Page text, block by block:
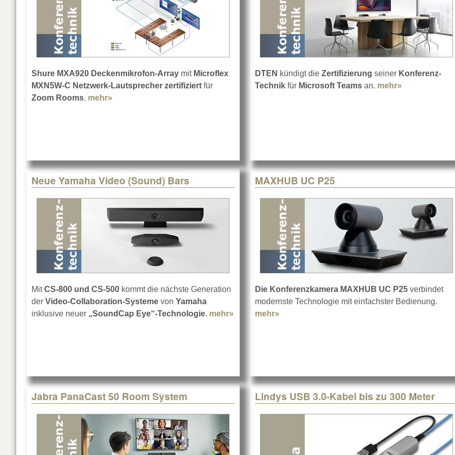
Shure MXA920 Deckenmikrofon-Array mit Microflex
MXN5W-C Netzwerk-Lautsprecher zertifiziert für
Zoom Rooms. mehr»
DTEN kündigt die Zertifizierung seiner Konferenz-
Technik für Microsoft Teams an. mehr»
Neue Yamaha Video (Sound) Bars
MitCS-800 und CS-500 kommt die nächste Generation
der Video-Collaboration-Systeme von Yamaha
inklusive neuer „SoundCap Eye“-Technologie. mehr» about Neue Yamaha Video (Sound) Bars
MAXHUB UC P25
Die Konferenzkamera MAXHUB UC P25 verbindet
modernste Technologie mit einfachster Bedienung.
mehr»
Jabra PanaCast 50 Room System Lindys USB 3.0-Kabel bis zu 300 Meter